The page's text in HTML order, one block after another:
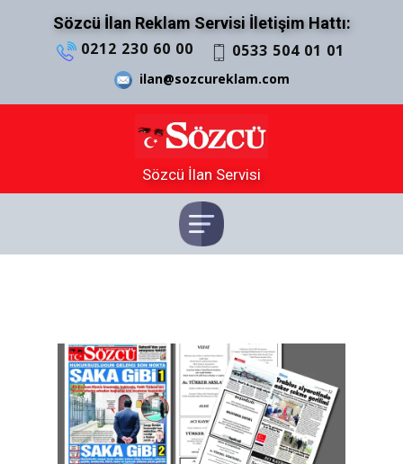
Sözcü İlan Reklam Servisi İletişim Hattı:
0212 230 60 00 0533 504 01 01
ilan@sozcureklam.com
Sözcü İlan Servisi